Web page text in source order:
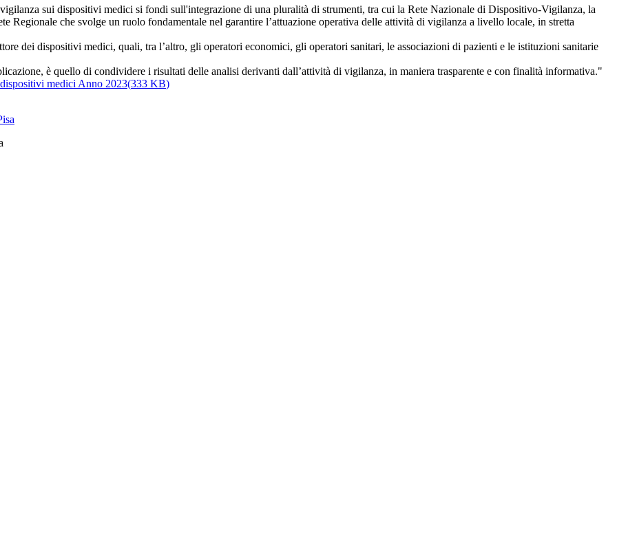
sui dispositivi medici si fondi sull'integrazione di una pluralità di strumenti, tra cui la Rete Nazionale di Dispositivo-Vigilanza, la
Regionale che svolge un ruolo fondamentale nel garantire l’attuazione operativa delle attività di vigilanza a livello locale, in stretta
dei dispositivi medici, quali, tra l’altro, gli operatori economici, gli operatori sanitari, le associazioni di pazienti e le istituzioni sanitarie
è quello di condividere i risultati delle analisi derivanti dall’attività di vigilanza, in maniera trasparente e con finalità informativa."
medici Anno 2023(333 KB)